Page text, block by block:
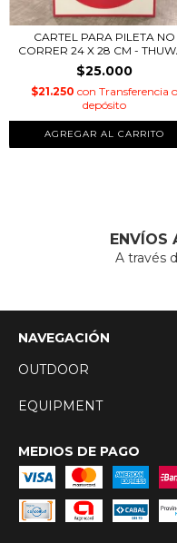
CARTEL PARA PILETA NO
CORRER 24 X 28 CM -
$25.000
$21.250 con Transferencia o
depósito
ENVÍOS
A través
NAVEGACIÓN
OUTDOOR
EQUIPMENT
MEDIOS DE PAGO